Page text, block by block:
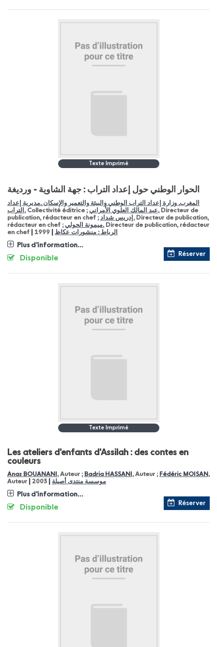
Texte Imprimé
الحوار الوطني حول إعداد التراب : جهة الشاوية - ورديغة
المغرب, وزارة إعداد التراب الوطني والبيئة والتعمير والإسكان .مديرية إعداد
التراب , Collectivité éditrice ; عبد المالك العلوي الأمراني, Directeur de
publication, rédacteur en chef ; إدريس شداد , Directeur de publication,
rédacteur en chef ; ميمونة الحولي, Directeur de publication, rédacteur
en chef
الرباط : منشورات عكاظ 1999
Plus d'information...
Réserver
Disponible
Texte Imprimé
Les ateliers d'enfants d'Assilah : des contes en
couleurs
Anas BOUANANI , Auteur ; Badria HASSANI , Auteur ; Fédéric MOISAN ,
Auteur
موسسة منتدى أصيلة 2003
Plus d'information...
Réserver
Disponible